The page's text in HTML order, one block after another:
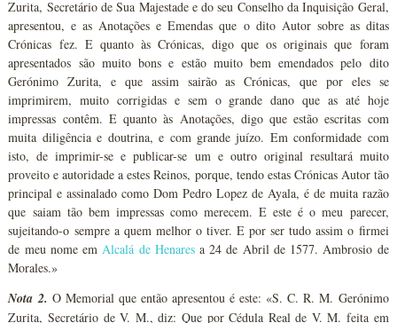
Zurita, Secretário de Sua Majestade e do seu Conselho da Inquisição Geral,
apresentou, e as Anotações e Emendas que o dito Autor sobre as ditas
Crónicas fez. E quanto às Crónicas, digo que os originais que foram
apresentados são muito bons e estão muito bem emendados pelo dito
Gerónimo Zurita, e que assim sairão as Crónicas, que por eles se
imprimirem, muito corrigidas e sem o grande dano que as até hoje
impressas contêm. E quanto às Anotações, digo que estão escritas com
muita diligência e doutrina, e com grande juízo. Em conformidade com
isto, de imprimir-se e publicar-se um e outro original resultará muito
proveito e autoridade a estes Reinos, porque, tendo estas Crónicas Autor tão
principal e assinalado como Dom Pedro Lopez de Ayala, é de muita razão
que saiam tão bem impressas como merecem. E este é o meu parecer,
sujeitando-o sempre a quem melhor o tiver. E por ser tudo assim o firmei
de meu nome emAlcalá de Henaresa 24 de Abril de 1577. Ambrosio de
Morales.»
Nota 2. O Memorial que então apresentou é este: «S. C. R. M. Gerónimo
Zurita, Secretário de V. M., diz: Que por Cédula Real de V. M. feita em